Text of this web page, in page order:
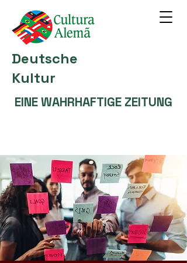
Deutsche
Kultur
EINE WAHRHAFTIGE ZEITUNG